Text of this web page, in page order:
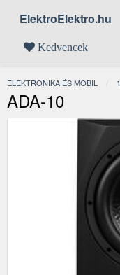
ElektroElektro.hu
Kedvencek
ELEKTRONIKA ÉS MOBIL
ADA-10